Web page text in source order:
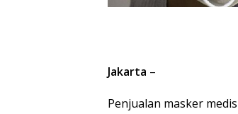
Jakarta –
Penjualan masker